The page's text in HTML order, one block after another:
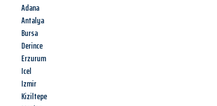
Adana
Antalya
Bursa
Derince
Erzurum
Icel
Izmir
Kiziltepe